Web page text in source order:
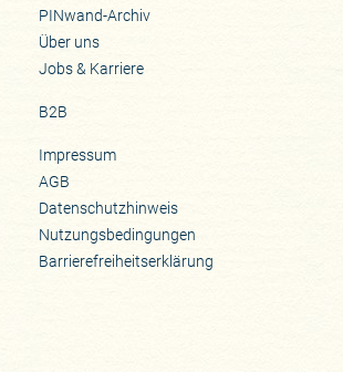
PINwand-Archiv
Über uns
Jobs & Karriere
B2B
Impressum
AGB
Datenschutzhinweis
Nutzungsbedingungen
Barrierefreiheitserklärung